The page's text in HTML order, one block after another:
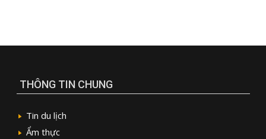
THÔNG TIN CHUNG
Tin du lịch
Ẩm thực